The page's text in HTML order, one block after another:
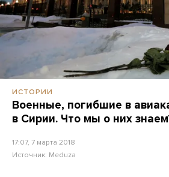
ИСТОРИИ
Военные, погибшие в
в Сирии. Что мы о них
17:07, 7 марта 2018
Источник: Meduza